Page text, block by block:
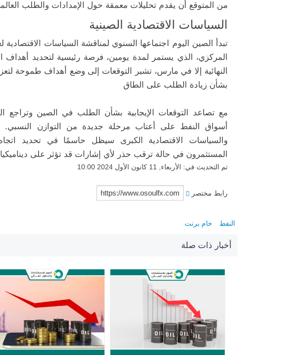
من المتوقع أن يقدم تحليلات معمقة حول الإمدادات والطلب
السياسات الاقتصادية الصينية
المركزي، الذي يستمر لمدة يومين، فرصة رئيسية لتحديد أهداف
النهائية إلا في مارس، تشير التوقعات إلى وضع أهداف طموحة
بشأن زيادة الطلب على الطاق
مع تصاعد التوقعات الإيجابية بشأن الطلب في الصين
أسواق النفط على أعتاب مرحلة جديدة من التوازن النسبي.
والسياسات الاقتصادية الكبرى سيظل حاسمًا في تحديد
المستثمرون في حالة ترقب حذر لأي إشارات قد تؤثر على
تم التحديث في: الأربعاء, 11 كانون الأول 2024 10:00
رابط مختصر
النفط خام برنت
أخبار ذات صلة